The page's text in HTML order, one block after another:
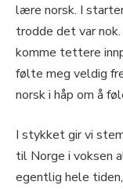
lære norsk. I
trodde det var
komme tettere
følte meg veldig
norsk i håp om å
I stykket gir vi
til Norge i voksen
egentlig hele